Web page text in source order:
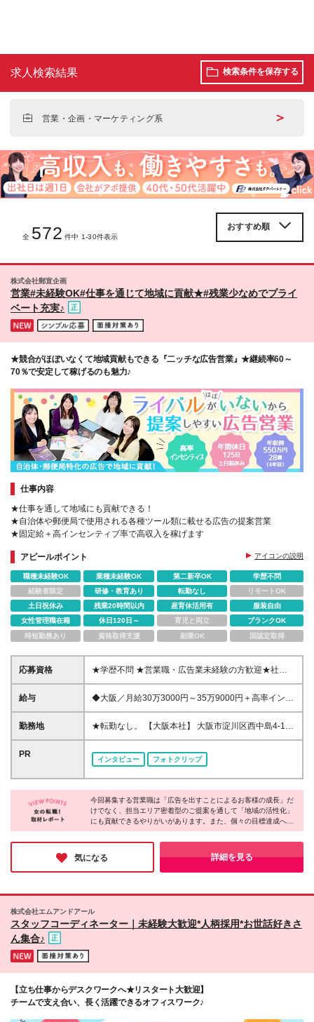
求人検索結果 検索条件を保存する
営業・企画・マーケティング系 ＞
全 572 件中 1-30件表示
株式会社郵宣企画
営業#未経験OK#仕事を通じて地域に貢献★#残業少なめでプライ
ベート充実♪
★競合がほぼいなくて地域貢献もできる『二ッチな広告営業』★継続率60～
70％で安定して稼げるのも魅力♪
仕事内容
★仕事を通して地域にも貢献できる！
★自治体や郵便局で使用される各種ツール類に載せる広告の提案営業
★固定給＋高インセンティブ率で高収入を稼げます
アピールポイント アイコンの説明
職種未経験OK 業種未経験OK 第二新卒OK
学歴不問
経験者限定
研修・教育あり 転勤なし
リモートOK
土日祝休み
残業20時間以内 産育休活用有
服装自由
女性管理職在籍
休日120日～ 育児と両立
ブランクOK
時短勤務あり
資格取得支援 副業OK 国認定取得
応募資格
★学歴不問 ★営業職・広告業未経験の方歓迎★社会
人未経験・第二新卒の方も歓迎 ★特別な経験やスキ
ル、社会人経験も問いません。 ◎当社のビジネスモ
い方 ◎チャレンジ精神がある人 ◎稼ぎたい人 など
は、ぜひご応募ください！ 【営業経験者の方へ】 ◆
スモデルを展開しており、競合がほぼいない環境で営
したい方へ／ →当社の事業はまさに地域密着、地域
貢献そのもののビジネスモデルです！
給与
◆大阪／月給30万3000円～35万9000円＋高率インセ
ンティブ＋賞与年2回＋諸手当 ◆東京／月給31万
3000円～36万9000円＋高率インセンティブ＋賞与年
円）の固定残業代を含みます。 固定残業代は時間外
33万円＋インセンティブ＋賞与年2回＋諸手当）
◆720万円／35歳・入社8年目（月給41万円＋インセ
ンティブ＋賞与年2回＋諸手当） 【試用期間中】 ◆大
万9000円＋インセンティブ＋賞与年2回＋諸手当 ※上
記給与には22時間分（4万4300円～5万4100円）の固
率のインセンティブあり】 ◆インセンティブは高率
で、月最大20万円位になることもあります。 ◆営業
だけで暮らしています」
勤務地
★転勤なし。 【大阪本社】 大阪市淀川区西中島4-1-
1 日清食品大阪本社ビル10F （アクセス） 大阪メト
ロ御堂筋線「西中島南方駅」より徒歩2分 阪急京都線
「南方駅」より徒歩2分 【東京支社】 東京都千代田区
東神田2-1-11 第一坂本ビル8F （アクセス） ◆都営地
下鉄新宿線「岩本町駅」A4出口より徒歩3分 ◆JR各
線「秋葉原駅」昭和通り口より徒歩8分
PR
インタビュー フォトクリップ
今回募集する営業職は「広告を出すことによるお客様の成長」だ
けでなく、担当エリア密着型のご提案を通して「地域の活性化」
にも貢献できるやりがいがあります。また、個々の目標達成へ向
けて周囲がしっかりサポートする環境が整っており、未経験スタ
ートの先輩社員も多数活躍中とのこと。お客様のビジネスや地域
の発展を支えながら、自身も成長できる「ちょっとレアなお仕
事」にチャレンジしたい方にはオススメです♪
気になる 詳細を見る
株式会社エムアンドアール
スタッフコーディネーター｜未経験大歓迎*人柄採用*お世話好きさ
ん集合♪
【立ち仕事からデスクワークへ★リスタート大歓迎】
チームで支え合い、長く活躍できるオフィスワーク♪